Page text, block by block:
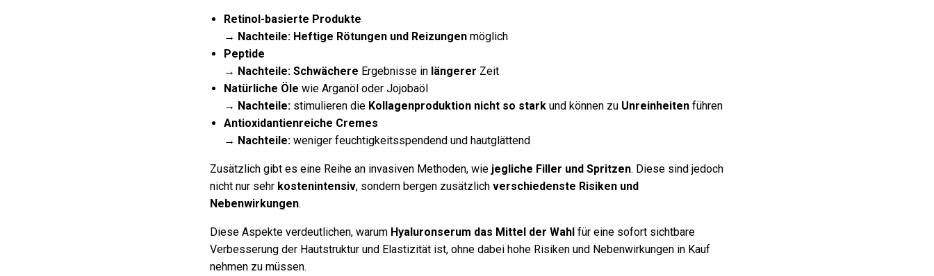
Retinol-basierte Produkte
→ Nachteile: H eftige Rötungen und Reizungen möglich
Peptide
→ Nachteile: Schwächere Ergebnisse in längerer Zeit
Natürliche Öle wie Arganöl oder Jojobaöl
→ Nachteile: stimulieren die Kollagenproduktion nicht so stark und können zu Unreinheiten führen
Antioxidantienreiche Cremes
→ Nachteile: weniger feuchtigkeitsspendend und hautglättend
Zusätzlich gibt es eine Reihe an invasiven Methoden, wie jegliche Filler und Spritzen. Diese sind jedoch
nicht nur sehr kostenintensiv, sondern bergen zusätzlichverschiedenste Risiken und
Nebenwirkungen.
Diese Aspekte verdeutlichen, warum Hyaluronserum das Mittel der Wahl für eine sofort sichtbare
Verbesserung der Hautstruktur und Elastizität ist, ohne dabei hohe Risiken und Nebenwirkungen in Kauf
nehmen zu müssen.